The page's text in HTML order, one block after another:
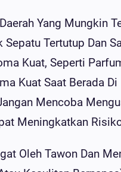
Yang Mungkin
Tertutup Dan
Kuat, Seperti
Kuat Saat Berada Di
Mencoba
Meningkatkan
Oleh Tawon Dan